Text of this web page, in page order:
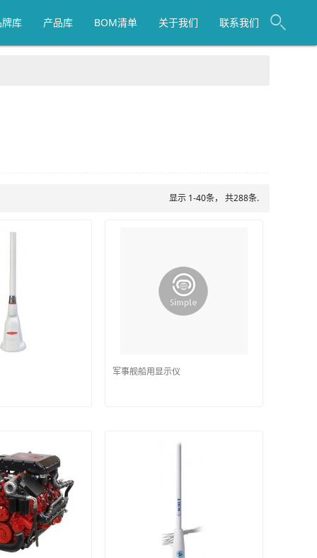
库 产品库 BOM清单 关于我们 联系我们
显示 1-40条， 共288条.
军事舰船用显示仪